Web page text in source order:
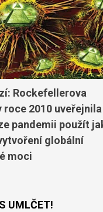
Rockefellerova
roce 2010 uveřejnila
pandemii použít
globální
moci
UMLČET!